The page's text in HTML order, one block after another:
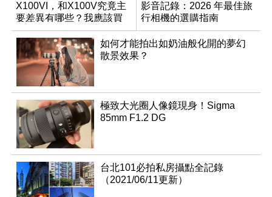
X100VI，和X100V究竟主
要差異有哪些？我應該買
哪一台？
影音記錄：2026 年最佳旅
行相機的選購指南
如何才能拍出如奶油般化開的夢幻
散景效果？
極致大光圈人像鏡現身！Sigma
85mm F1.2 DG
台北101必拍私房攝點全記錄
（2021/06/11更新）